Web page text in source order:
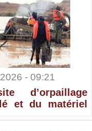
- 09:21
d’orpaillage
et du matériel